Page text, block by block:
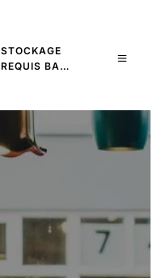
STOCKAGE
REQUIS BA…